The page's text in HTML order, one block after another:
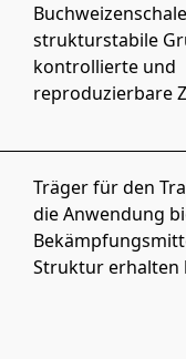
strukturstabile
kontrollierte und
reproduzierbare
Träger für den
die Anwendung
Struktur erhalten